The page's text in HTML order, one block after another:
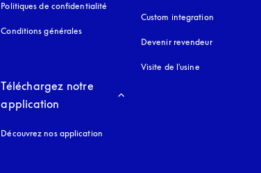
Politiques de confidentialité
Conditions générales
Custom integration
Devenir revendeur
Visite de l'usine
Téléchargez notre
application
Découvrez nos application